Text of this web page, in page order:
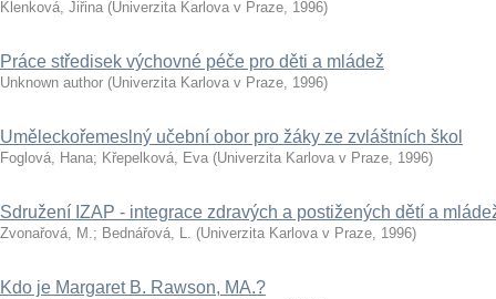
Klenková, Jiřina (Univerzita Karlova v Praze, 1996)
Práce středisek výchovné péče pro děti a mládež
Unknown author (Univerzita Karlova v Praze, 1996)
Uměleckořemeslný učební obor pro žáky ze zvláštních škol
Foglová, Hana; Křepelková, Eva (Univerzita Karlova v Praze, 1996)
Sdružení IZAP - integrace zdravých a postižených dětí a
Zvonařová, M.; Bednářová, L. (Univerzita Karlova v Praze, 1996)
Kdo je Margaret B. Rawson, MA.?